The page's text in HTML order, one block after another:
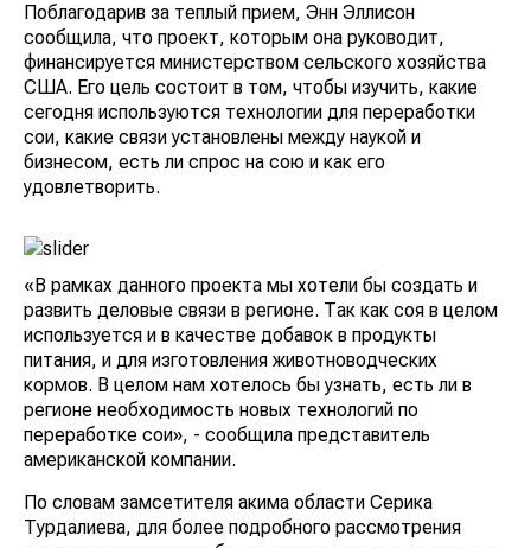
Поблагодарив за теплый прием, Энн Эллисон
сообщила, что проект, которым она руководит,
финансируется министерством сельского хозяйства
США. Его цель состоит в том, чтобы изучить, какие
сегодня используются технологии для переработки
сои, какие связи установлены между наукой и
бизнесом, есть ли спрос на сою и как его
удовлетворить.
«В рамках данного проекта мы хотели бы создать и
развить деловые связи в регионе. Так как соя в целом
используется и в качестве добавок в продукты
питания, и для изготовления животноводческих
кормов. В целом нам хотелось бы узнать, есть ли в
регионе необходимость новых технологий по
переработке сои», - сообщила представитель
американской компании.
По словам замсетителя акима области Серика
Турдалиева, для более подробного рассмотрения